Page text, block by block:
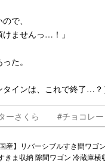
で、
ませんっ…！」
た。
タインは、これで終了…？
ーさくら #チョコレー
国産】リバーシブルすき間ワゴ
きま収納 隙間ワゴン 冷蔵庫横